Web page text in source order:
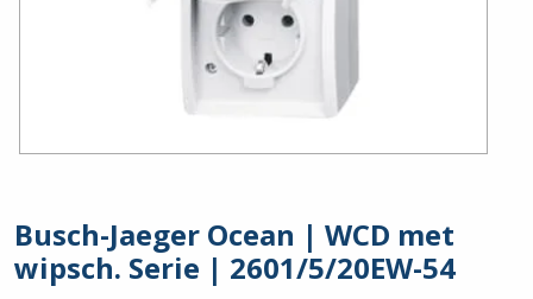
Busch-Jaeger Ocean | WCD met
wipsch. Serie | 2601/5/20EW-54